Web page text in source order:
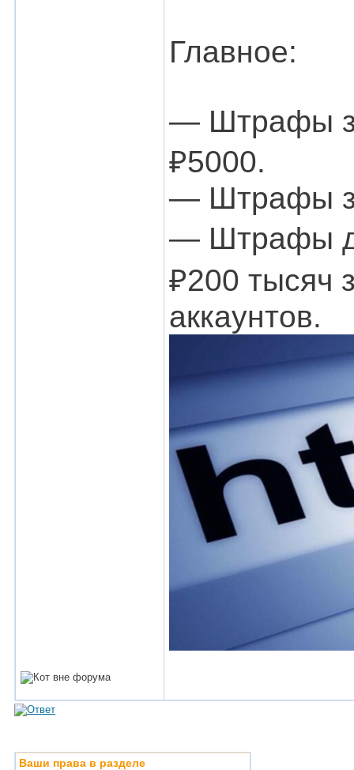
Главное:
— Штрафы
₽5000.
— Штрафы
— Штрафы
₽200 тысяч
аккаунтов.
Ваши права в разделе